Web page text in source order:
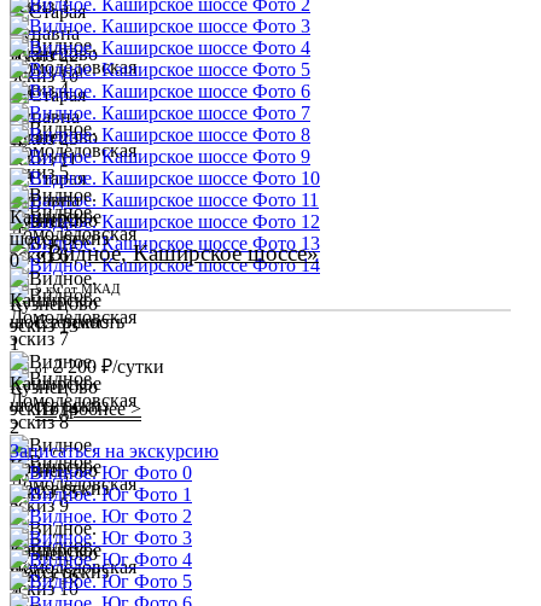
«Видное, Каширское шоссе»
5 км от МКАД
Стоимость
от2 200 ₽/сутки
Подробнее >
Записаться на экскурсию